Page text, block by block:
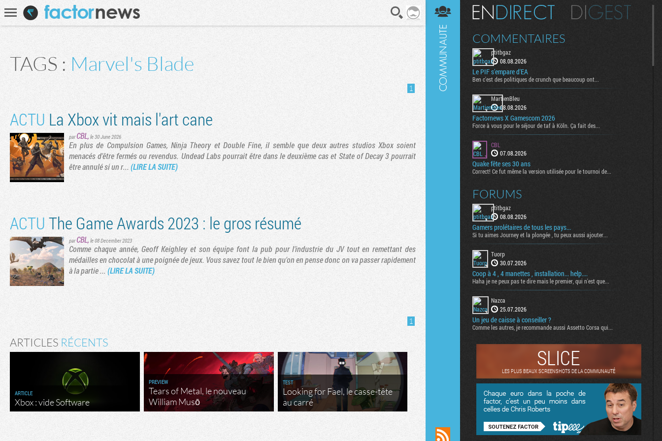
TAGS : Marvel's Blade
1
ACTU La Xbox vit mais l'art cane
parCBL, le 30 June 2026
En plus de Compulsion Games, Ninja Theory et Double Fine, il semble que deux autres studios Xbox soient
menacés d'être fermés ou revendus. Undead Labs pourrait être dans le deuxième cas et State of Decay 3 pourrait
être annulé si un r... (LIRE LA SUITE)
ACTU The Game Awards 2023 : le gros résumé
parCBL, le 08 December 2023
Comme chaque année, Geoff Keighley et son équipe font la pub pour l'industrie du JV tout en remettant des
médailles en chocolat à une poignée de jeux. Vous savez tout le bien qu'on en pense donc on va passer rapidement
à la partie ... (LIRE LA SUITE)
1
ARTICLES RÉCENTS
ARTICLE
Xbox : vide Software
PREVIEW
Tears of Metal, le nouveau
William Musō
TEST
Looking for Fael, le casse-tête
au carré
Digest
COMMENTAIRES
ptitbgaz
08.08.2026
Le PIF s'empare d'EA
Ben c'est des politiques de crunch que beaucoup ont...
MartienBleu
08.08.2026
Factornews X Gamescom 2026
Force à vous pour le séjour de taf à Köln. Ça fait des...
CBL
07.08.2026
Quake fête ses 30 ans
Correct! Ce fut même la version utilisée pour le tournoi de...
FORUMS
ptitbgaz
08.08.2026
Gamers prolétaires de tous les pays...
Si tu aimes Journey et la plongée , tu peux aussi ajouter...
Tuorp
30.07.2026
Coop à 4 , 4 manettes , installation... help....
Haha je ne peux pas te dire mais le premier, qui n'est que...
Nazca
25.07.2026
Un jeu de caisse à conseiller ?
Comme les autres, je recommande aussi Assetto Corsa qui...
SLICE
LES PLUS BEAUX SCREENSHOTS DE LA COMMUNAUTÉ